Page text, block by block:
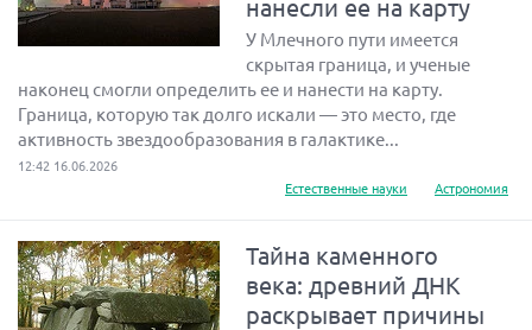
нанесли ее на карту
У Млечного пути имеется
скрытая граница, и ученые
наконец смогли определить ее и нанести на карту.
Граница, которую так долго искали — это место, где
активность звездообразования в галактике...
12:42 16.06.2026
Естественные науки
Астрономия
Тайна каменного
века: древний ДНК
раскрывает причины